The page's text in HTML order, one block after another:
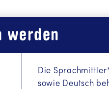
werden
Die
sowie Deutsch